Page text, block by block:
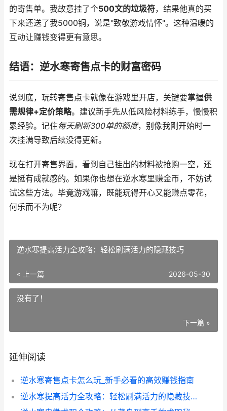
的寄售单。我故意挂了个500文的垃圾符，结果他真的买
下来还送了我5000铜，说是"致敬游戏情怀"。这种温暖的
互动让赚钱变得更有意思。
结语：逆水寒寄售点卡的财富密码
说到底，玩转寄售点卡就像在游戏里开店，关键要掌握供
需规律+定价策略。建议新手先从低风险材料练手，慢慢积
累经验。记住每天刷新300单的额度，别像我刚开始时一
次挂满导致后续没得更新。
现在打开寄售界面，看到自己挂出的材料被抢购一空，还
是挺有成就感的。如果你也想在逆水寒里赚金币，不妨试
试这些方法。毕竟游戏嘛，既能玩得开心又能赚点零花，
何乐而不为呢？
逆水寒提高活力全攻略：轻松刷满活力的隐藏技巧
« 上一篇 2026-05-30
没有了！
下一篇 »
延伸阅读
逆水寒寄售点卡怎么玩_新手必看的高效赚钱指南
逆水寒提高活力全攻略：轻松刷满活力的隐藏技巧